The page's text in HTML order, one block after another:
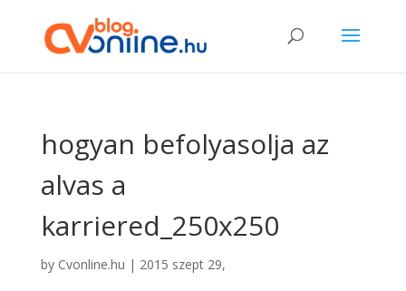
hogyan befolyasolja az
alvas a
karriered_250x250
by Cvonline.hu | 2015 szept 29,